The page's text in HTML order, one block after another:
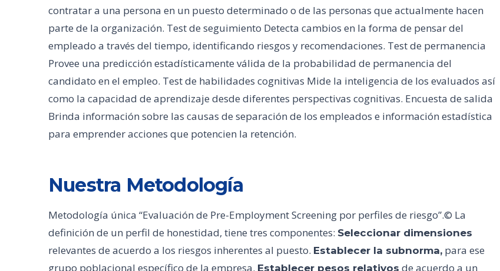
contratar a una persona en un puesto determinado o de las personas que actualmente hacen
parte de la organización. Test de seguimiento Detecta cambios en la forma de pensar del
empleado a través del tiempo, identificando riesgos y recomendaciones. Test de permanencia
Provee una predicción estadísticamente válida de la probabilidad de permanencia del
candidato en el empleo. Test de habilidades cognitivas Mide la inteligencia de los evaluados así
como la capacidad de aprendizaje desde diferentes perspectivas cognitivas. Encuesta de salida
Brinda información sobre las causas de separación de los empleados e información estadística
para emprender acciones que potencien la retención.
Nuestra Metodología
Metodología única “Evaluación de Pre-Employment Screening por perfiles de riesgo”.© La
definición de un perfil de honestidad, tiene tres componentes: Seleccionar dimensiones
relevantes de acuerdo a los riesgos inherentes al puesto. Establecer la subnorma, para ese
grupo poblacional específico de la empresa. Establecer pesos relativos de acuerdo a un